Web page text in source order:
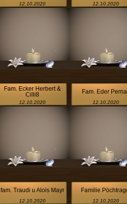
12.10.2020 12.10.2020
Fam. Ecker Herbert &
Cilli8
12.10.2020
Fam. Eder
12.10.2020
fam. Traudi u Alois Mayr
12.10.2020
Familie
12.10.2020